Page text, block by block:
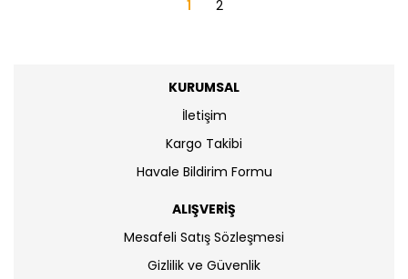
1 2
KURUMSAL
İletişim
Kargo Takibi
Havale Bildirim Formu
ALIŞVERİŞ
Mesafeli Satış Sözleşmesi
Gizlilik ve Güvenlik